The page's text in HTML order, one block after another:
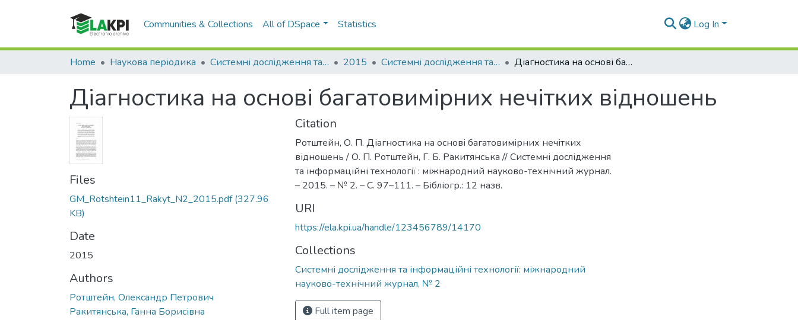
Communities & Collections All of DSpace Statistics Log In
Home Наукова періодика Системні дослідження та інформаційні технології 2015 Системні дослідження та інформаційні технології: міжнародний науково-технічний журнал, № 2 Діагностика на основі багатовимірних нечітких відношень
Діагностика на основі багатовимірних нечітких відношень
Files
GM_Rotshtein11_Rakyt_N2_2015.pdf(327.96
KB)
Date
2015
Authors
Ротштейн, Олександр Петрович
Ракитянська, Ганна Борисівна
Citation
Ротштейн, О. П. Діагностика на основі багатовимірних нечітких
відношень / О. П. Ротштейн, Г. Б. Ракитянська // Системні дослідження
та інформаційні технології : міжнародний науково-технічний журнал.
– 2015. – № 2. – С. 97–111. – Бібліогр.: 12 назв.
URI
https://ela.kpi.ua/handle/123456789/14170
Collections
Системні дослідження та інформаційні технології: міжнародний
науково-технічний журнал, № 2
Full item page